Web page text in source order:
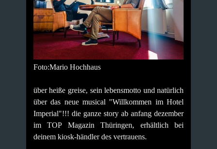
Foto:Mario Hochhaus
über heiße greise, sein lebensmotto und natürlich
über das neue musical "Willkommen im Hotel
Imperial"!!! die ganze story ab anfang dezember
im TOP Magazin Thüringen, erhältlich bei
deinem kiosk-händler des vertrauens.